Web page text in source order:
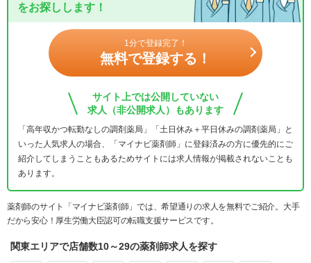
をお探しします！
1分で登録完了！
無料で登録する！
サイト上では公開していない
求人（非公開求人）もあります
「高年収かつ転勤なしの調剤薬局」「土日休み＋平日休みの調剤薬局」と
いった人気求人の場合、「マイナビ薬剤師」に登録済みの方に優先的にご
紹介してしまうこともあるためサイトには求人情報が掲載されないことも
あります。
薬剤師のサイト「マイナビ薬剤師」では、希望通りの求人を無料でご紹介。大手
だから安心！厚生労働大臣認可の転職支援サービスです。
関東エリアで店舗数10～29の薬剤師求人を探す